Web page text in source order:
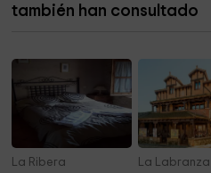
también han consultado
La Ribera La Labranza I